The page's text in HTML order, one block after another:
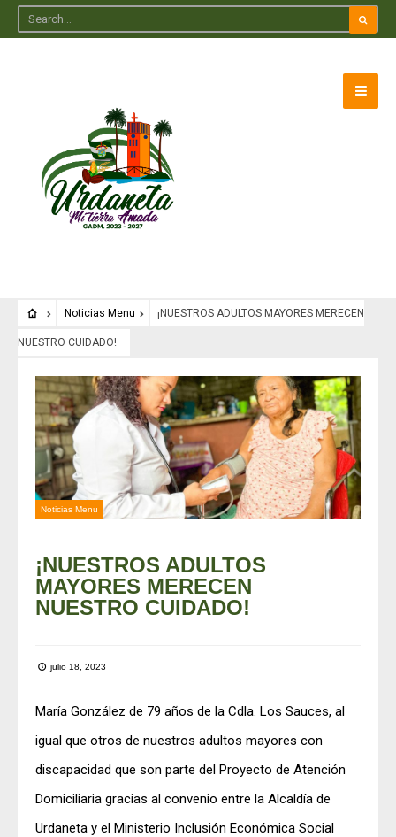
Noticias Menu ¡NUESTROS ADULTOS MAYORES MERECEN
NUESTRO CUIDADO!
Noticias Menu
¡NUESTROS ADULTOS
MAYORES MERECEN
NUESTRO CUIDADO!
julio 18, 2023
María González de 79 años de la Cdla. Los Sauces, al
igual que otros de nuestros adultos mayores con
discapacidad que son parte del Proyecto de Atención
Domiciliaria gracias al convenio entre la Alcaldía de
Urdaneta y el Ministerio Inclusión Económica Social